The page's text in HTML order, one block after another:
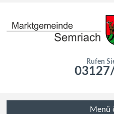
Rufen
Menü